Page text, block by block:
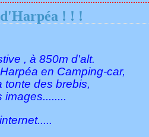
! ! !
, à 850m d'alt.
en Camping-car,
tonte des brebis,
images........